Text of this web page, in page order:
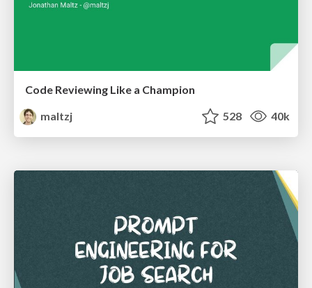
Code Reviewing Like a Champion
maltzj
528 40k